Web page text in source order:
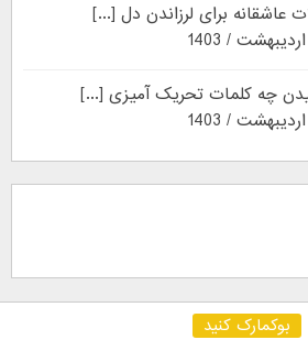
عاشقانه برای لرزاندن دل [...]
چه کلمات تحریک آمیزی [...]
بوکمارک کنید